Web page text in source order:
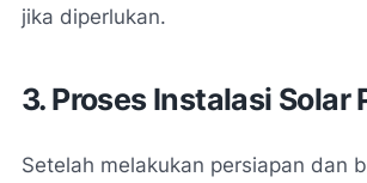
jika diperlukan.
3. Proses Instalasi Solar
Setelah melakukan persiapan dan